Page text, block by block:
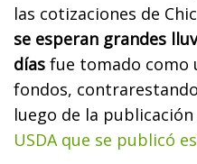
las cotizaciones de
se esperan grandes
días fue tomado como
fondos,
luego de la publicación
USDA que se publicó